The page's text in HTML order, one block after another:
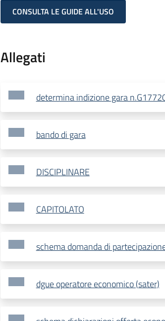
CONSULTA LE GUIDE ALL'USO
Allegati
determina indizione gara
bando di gara
DISCIPLINARE
CAPITOLATO
schema domanda di
dgue operatore economico (sater)